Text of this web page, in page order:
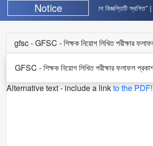
Notice
“২২ অক্টোবর তারিখের নিয়োগ বিজ্ঞপ্তিটি স্থগিত” |
gfsc - GFSC - শিক্ষক নিয়োগ লিখিত পরীক্ষার
GFSC - শিক্ষক নিয়োগ লিখিত পরীক্ষার ফলাফল
Alternative text - include a linkto the PDF!